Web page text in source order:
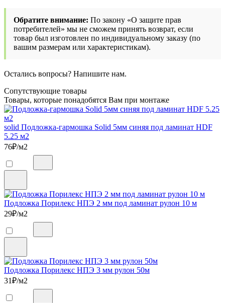
Обратите внимание: По закону «О защите прав
потребителей» мы не сможем принять возврат, если
товар был изготовлен по индивидуальному заказу (по
вашим размерам или характеристикам).
Остались вопросы? Напишите нам.
Сопутствующие товары
Товары, которые понадобятся Вам при монтаже
solid Подложка-гармошка Solid 5мм синяя под ламинат HDF
5.25 м2
76₽/м2
Подложка Порилекс НПЭ 2 мм под ламинат рулон 10 м
29₽/м2
Подложка Порилекс НПЭ 3 мм рулон 50м
31₽/м2